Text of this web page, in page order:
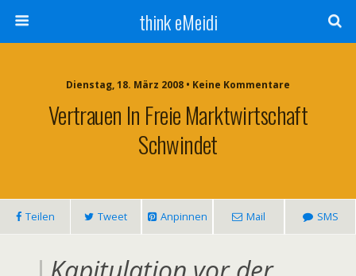
think eMeidi
Dienstag, 18. März 2008 • Keine Kommentare
Vertrauen In Freie Marktwirtschaft
Schwindet
Teilen Tweet Anpinnen Mail SMS